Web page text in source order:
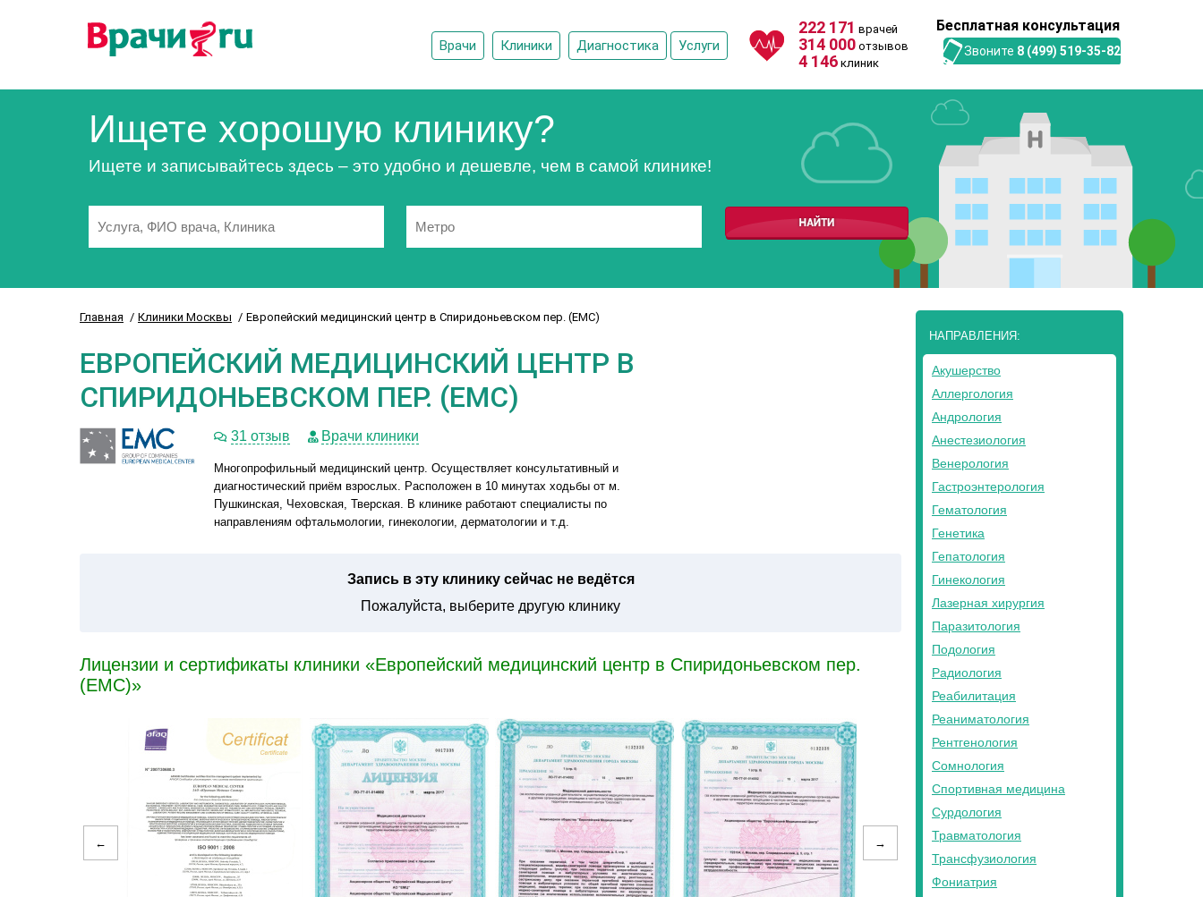
Врачи Клиники Диагностика Услуги
222 171 врачей
314 000 отзывов
4 146 клиник
Бесплатная консультация
Звоните 8 (499) 519-35-82
Ищете хорошую клинику?
Ищете и записывайтесь здесь – это удобно и дешевле, чем в самой клинике!
Главная Клиники Москвы Европейский медицинский центр в Спиридоньевском пер. (ЕМС)
ЕВРОПЕЙСКИЙ МЕДИЦИНСКИЙ ЦЕНТР В
СПИРИДОНЬЕВСКОМ ПЕР. (ЕМС)
31 отзыв Врачи клиники
Многопрофильный медицинский центр. Осуществляет консультативный и
диагностический приём взрослых. Расположен в 10 минутах ходьбы от м.
Пушкинская, Чеховская, Тверская. В клинике работают специалисты по
направлениям офтальмологии, гинекологии, дерматологии и т.д.
Запись в эту клинику сейчас не ведётся
Пожалуйста, выберите другую клинику
Лицензии и сертификаты клиники «Европейский медицинский центр в Спиридоньевском пер.
(ЕМС)»
← →
НАПРАВЛЕНИЯ:
Акушерство
Аллергология
Андрология
Анестезиология
Венерология
Гастроэнтерология
Гематология
Генетика
Гепатология
Гинекология
Лазерная хирургия
Паразитология
Подология
Радиология
Реабилитация
Реаниматология
Рентгенология
Сомнология
Спортивная медицина
Сурдология
Травматология
Трансфузиология
Фониатрия